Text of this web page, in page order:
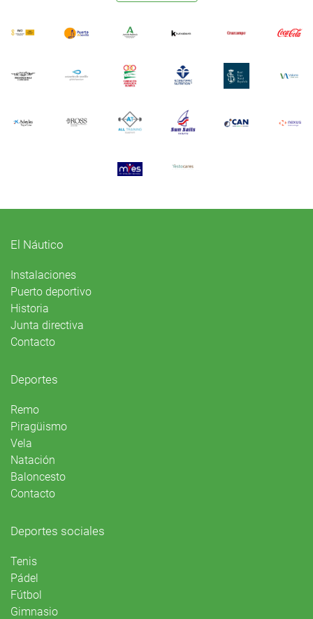
El Náutico
Instalaciones
Puerto deportivo
Historia
Junta directiva
Contacto
Deportes
Remo
Piragüismo
Vela
Natación
Baloncesto
Contacto
Deportes sociales
Tenis
Pádel
Fútbol
Gimnasio